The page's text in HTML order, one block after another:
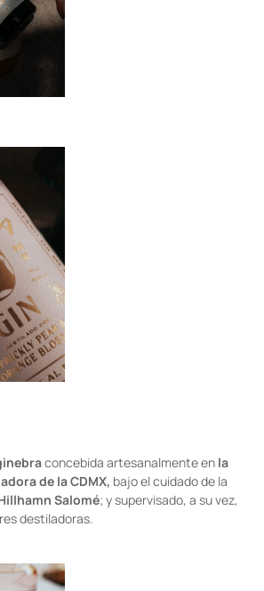
concebida artesanalmente en la
de la CDMX, bajo el cuidado de la
Salomé; y supervisado, a su vez,
destiladoras.